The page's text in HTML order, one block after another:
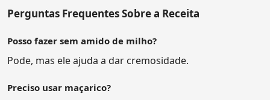
Perguntas Frequentes Sobre a Receita
Posso fazer sem amido de milho?
Pode, mas ele ajuda a dar cremosidade.
Preciso usar maçarico?